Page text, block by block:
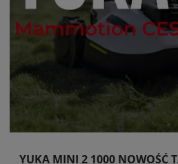
YUKA MINI 2 1000 NOWOŚĆ